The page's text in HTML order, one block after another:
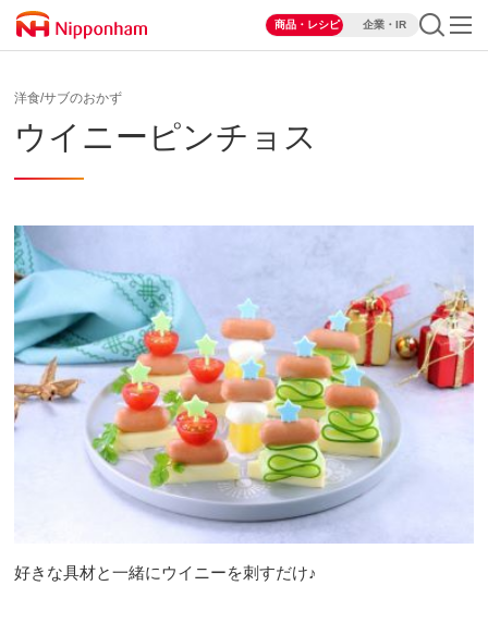
商品・レシピ 企業・IR
洋食/サブのおかず
ウイニーピンチョス
好きな具材と一緒にウイニーを刺すだけ♪